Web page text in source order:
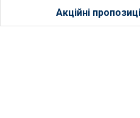
Акційні